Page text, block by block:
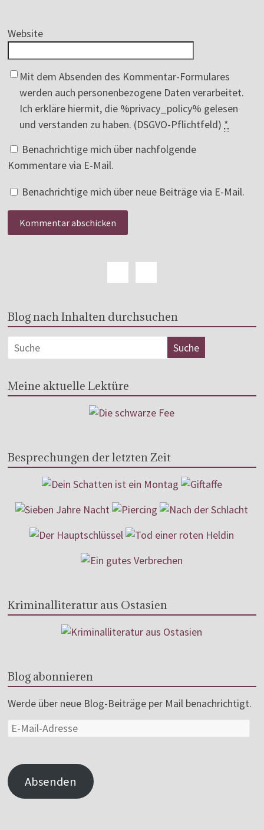
Website
Mit dem Absenden des Kommentar-Formulares
werden auch personenbezogene Daten verarbeitet.
Ich erkläre hiermit, die %privacy_policy% gelesen
und verstanden zu haben. (DSGVO-Pflichtfeld) *
Benachrichtige mich über nachfolgende
Kommentare via E-Mail.
Benachrichtige mich über neue Beiträge via E-Mail.
Blog nach Inhalten durchsuchen
Meine aktuelle Lektüre
Besprechungen der letzten Zeit
Kriminalliteratur aus Ostasien
Blog abonnieren
Werde über neue Blog-Beiträge per Mail benachrichtigt.
Absenden